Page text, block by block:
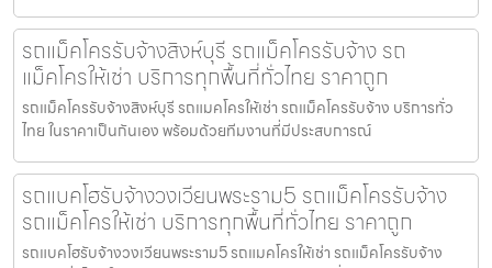
รถแม็คโครรับจ้างสิงห์บุรี รถแม็คโครรับจ้าง รถ
แม็คโครให้เช่า บริการทุกพื้นที่ทั่วไทย ราคาถูก
รถแม็คโครรับจ้างสิงห์บุรี รถแมคโครให้เช่า รถแม็คโครรับจ้าง บริการทั่ว
ไทย ในราคาเป็นกันเอง พร้อมด้วยทีมงานที่มีประสบการณ์
รถแบคโฮรับจ้างวงเวียนพระราม5 รถแม็คโครรับจ้าง
รถแม็คโครให้เช่า บริการทุกพื้นที่ทั่วไทย ราคาถูก
รถแบคโฮรับจ้างวงเวียนพระราม5 รถแมคโครให้เช่า รถแม็คโครรับจ้าง